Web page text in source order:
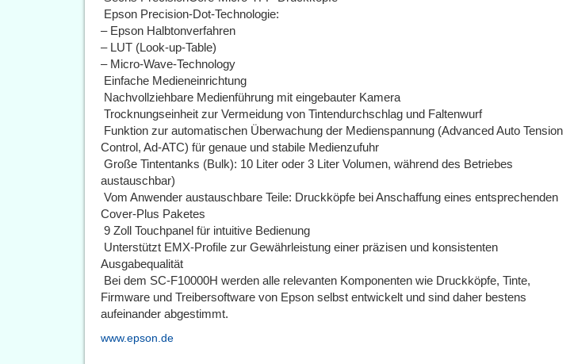
 Epson Precision-Dot-Technologie:
– Epson Halbtonverfahren
– LUT (Look-up-Table)
– Micro-Wave-Technology
 Einfache Medieneinrichtung
 Nachvollziehbare Medienführung mit eingebauter Kamera
 Trocknungseinheit zur Vermeidung von Tintendurchschlag und Faltenwurf
 Funktion zur automatischen Überwachung der Medienspannung (Advanced Auto Tension
Control, Ad-ATC) für genaue und stabile Medienzufuhr
 Große Tintentanks (Bulk): 10 Liter oder 3 Liter Volumen, während des Betriebes
austauschbar)
 Vom Anwender austauschbare Teile: Druckköpfe bei Anschaffung eines entsprechenden
Cover-Plus Paketes
 9 Zoll Touchpanel für intuitive Bedienung
 Unterstützt EMX-Profile zur Gewährleistung einer präzisen und konsistenten
Ausgabequalität
 Bei dem SC-F10000H werden alle relevanten Komponenten wie Druckköpfe, Tinte,
Firmware und Treibersoftware von Epson selbst entwickelt und sind daher bestens
aufeinander abgestimmt.
www.epson.de